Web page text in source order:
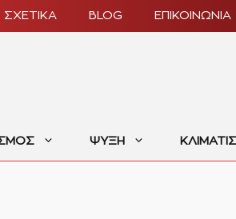
ΣΧΕΤΙΚΑ BLOG ΕΠΙΚΟΙΝΩΝΙΑ
ΨΥΞΗ